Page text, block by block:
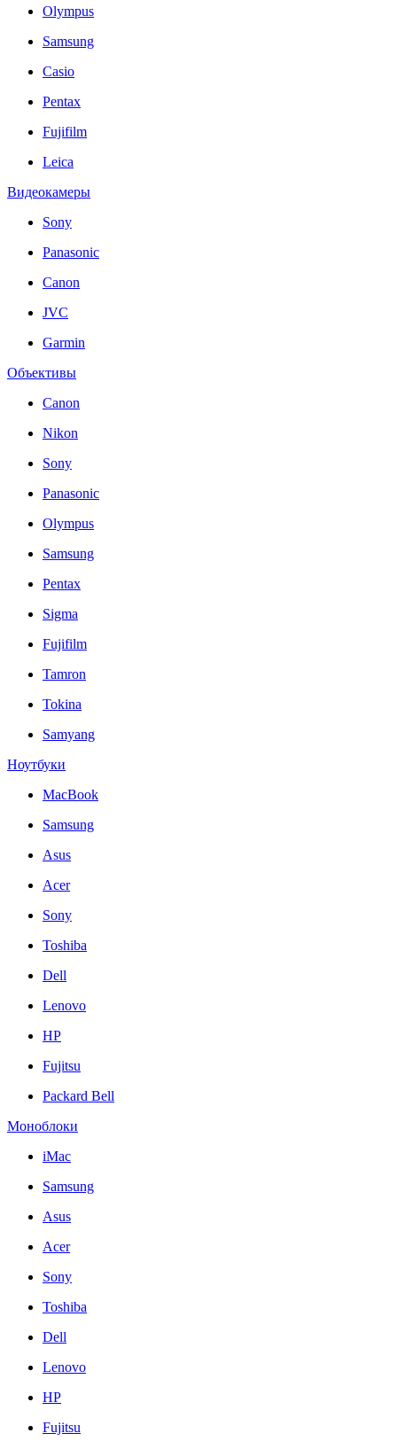
Olympus
Samsung
Casio
Pentax
Fujifilm
Leica
Видеокамеры
Sony
Panasonic
Canon
JVC
Garmin
Объективы
Canon
Nikon
Sony
Panasonic
Olympus
Samsung
Pentax
Sigma
Fujifilm
Tamron
Tokina
Samyang
Ноутбуки
MacBook
Samsung
Asus
Acer
Sony
Toshiba
Dell
Lenovo
HP
Fujitsu
Packard Bell
Моноблоки
iMac
Samsung
Asus
Acer
Sony
Toshiba
Dell
Lenovo
HP
Fujitsu